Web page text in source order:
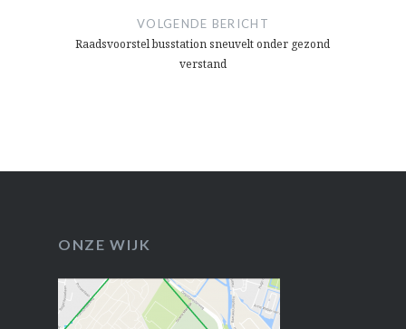
VOLGENDE BERICHT
Raadsvoorstel busstation sneuvelt onder gezond
verstand
ONZE WIJK